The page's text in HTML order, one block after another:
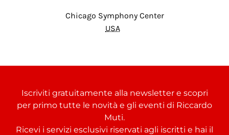
Chicago Symphony Center
USA
Iscriviti gratuitamente alla newsletter e scopri
per primo tutte le novità e gli eventi di Riccardo
Muti.
Ricevi i servizi esclusivi riservati agli iscritti e hai il